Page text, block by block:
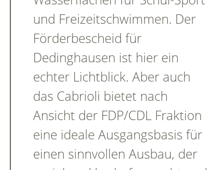
und Freizeitschwimmen. Der
Förderbescheid für
Dedinghausen ist hier ein
echter Lichtblick. Aber auch
das Cabrioli bietet nach
Ansicht der FDP/CDL Fraktion
eine ideale Ausgangsbasis für
einen sinnvollen Ausbau, der